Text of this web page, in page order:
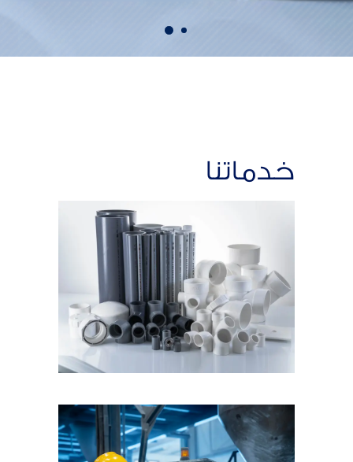
خدماتنا